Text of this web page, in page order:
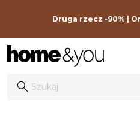
Druga rzecz -90% |